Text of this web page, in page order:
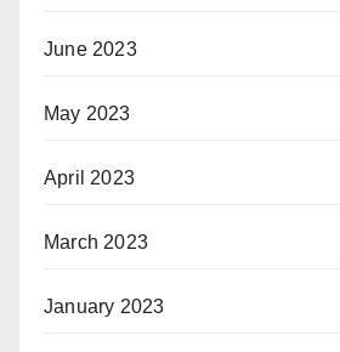
June 2023
May 2023
April 2023
March 2023
January 2023